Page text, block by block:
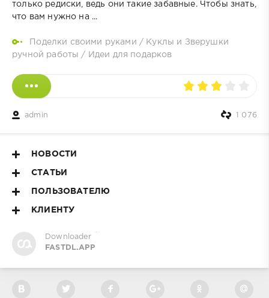
только редиски, ведь они такие забавные. Чтобы знать,
что вам нужно на ...
Поделки своими руками / Куклы и Зверушки
ручной работы
/ Идеи для подарков
admin 1 076
НОВОСТИ
СТАТЬИ
ПОЛЬЗОВАТЕЛЮ
КЛИЕНТУ
Downloader
FASTDL.APP